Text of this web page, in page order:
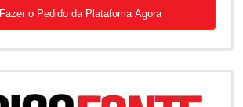
Fazer o Pedido da Platafoma Agora